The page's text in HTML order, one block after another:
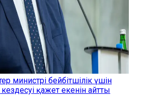
министрі бейбітшілік үшін
қажет екенін айтты